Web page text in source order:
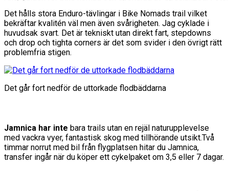
Det hålls stora Enduro-tävlingar i Bike Nomads trail vilket
bekräftar kvalitén väl men även svårigheten. Jag cyklade i
huvudsak svart. Det är tekniskt utan direkt fart, stepdowns
och drop och tighta corners är det som svider i den övrigt rätt
problemfria stigen.
Det går fort nedför de uttorkade flodbäddarna
Jamnica har inte bara trails utan en rejäl naturupplevelse
med vackra vyer, fantastisk skog med tillhörande utsikt.Två
timmar norrut med bil från flygplatsen hitar du Jamnica,
transfer ingår när du köper ett cykelpaket om 3,5 eller 7 dagar.